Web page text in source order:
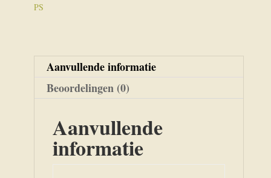
PS
Aanvullende informatie
Beoordelingen (0)
Aanvullende
informatie